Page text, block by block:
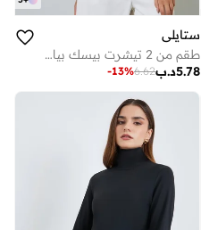
ستايلي
طقم من 2 تيشرت بيسك بياقة دائرية
د.ب5.78
6.62
-13%